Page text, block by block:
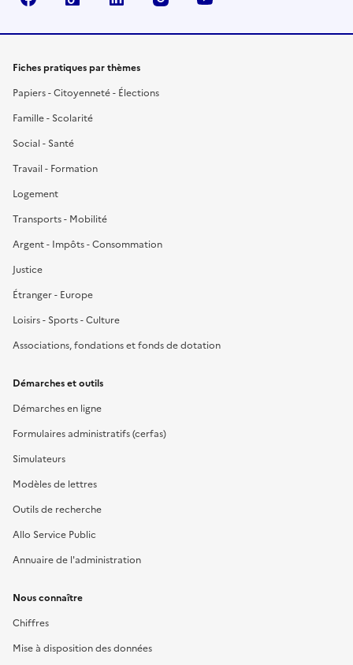
Fiches pratiques par thèmes
Papiers - Citoyenneté - Élections
Famille - Scolarité
Social - Santé
Travail - Formation
Logement
Transports - Mobilité
Argent - Impôts - Consommation
Justice
Étranger - Europe
Loisirs - Sports - Culture
Associations, fondations et fonds de dotation
Démarches et outils
Démarches en ligne
Formulaires administratifs (cerfas)
Simulateurs
Modèles de lettres
Outils de recherche
Allo Service Public
Annuaire de l'administration
Nous connaître
Chiffres
Mise à disposition des données